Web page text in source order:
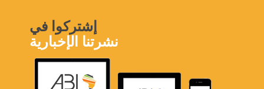
إشتركوا في
نشرتنا الإخبارية